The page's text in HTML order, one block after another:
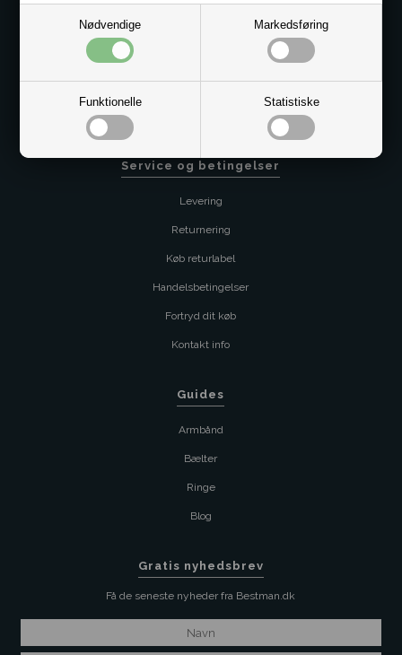
Nødvendige Markedsføring
Funktionelle Statistiske
Service og betingelser
Levering
Returnering
Køb returlabel
Handelsbetingelser
Fortryd dit køb
Kontakt info
Guides
Armbånd
Bælter
Ringe
Blog
Gratis nyhedsbrev
Få de seneste nyheder fra Bestman.dk